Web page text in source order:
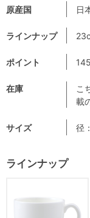
原産国 日
ラインナップ
ポイント 145
在庫
こ
載
サイズ 径
ラインナップ